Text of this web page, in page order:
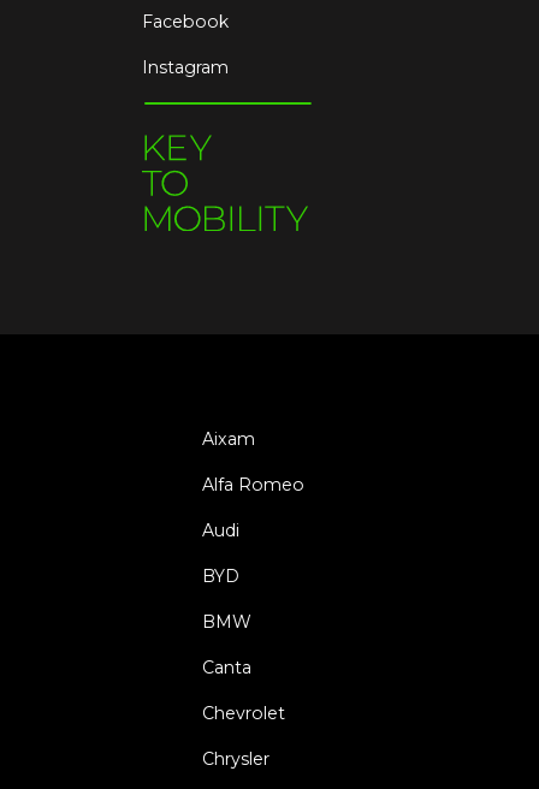
Facebook
Instagram
Aixam
Alfa Romeo
Audi
BYD
BMW
Canta
Chevrolet
Chrysler